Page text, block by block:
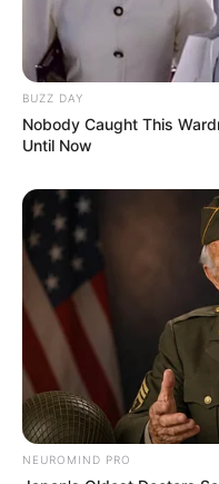
BUZZ DAY
Nobody Caught This
Until Now
NEUROMIND PRO